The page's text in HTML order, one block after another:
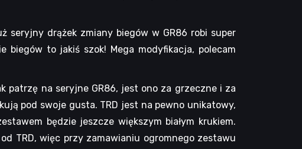
seryjny drążek zmiany biegów w GR86 robi super
biegów to jakiś szok! Mega modyfikacja, polecam
patrzę na seryjne GR86, jest ono za grzeczne i za
pod swoje gusta. TRD jest na pewno unikatowy,
będzie jeszcze większym białym krukiem.
TRD, więc przy zamawianiu ogromnego zestawu